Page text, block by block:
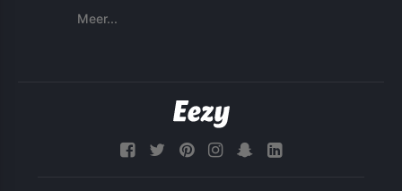
Meer...